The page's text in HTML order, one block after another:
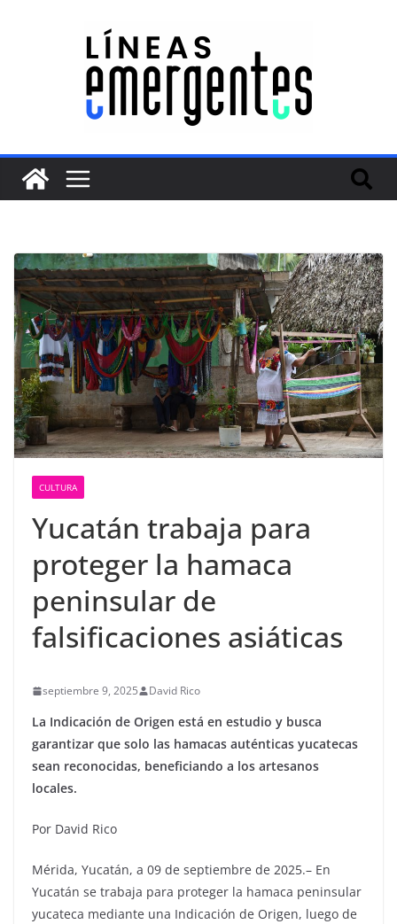
CULTURA
Yucatán trabaja para
proteger la hamaca
peninsular de
falsificaciones asiáticas
septiembre 9, 2025 David Rico
La Indicación de Origen está en estudio y busca
garantizar que solo las hamacas auténticas yucatecas
sean reconocidas, beneficiando a los artesanos
locales.
Por David Rico
Mérida, Yucatán, a 09 de septiembre de 2025.– En
Yucatán se trabaja para proteger la hamaca peninsular
yucateca mediante una Indicación de Origen, luego de